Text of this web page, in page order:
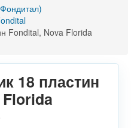
Fondital, Nova Florida
18 пластин